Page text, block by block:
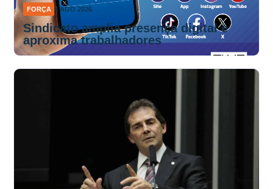
FORÇA 4 AGO 2026
Sindicato amplia presença digital e
aproxima trabalhadores